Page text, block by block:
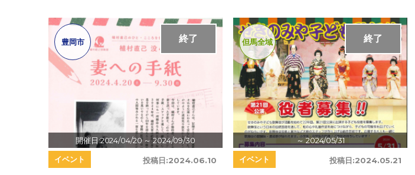
開催日:2024/04/20 ～ 2024/09/30
終了
豊岡市
投稿日:2024.06.10
イベント
～ 2024/05/31
終了
但馬全域
投稿日:2024.05.21
イベント